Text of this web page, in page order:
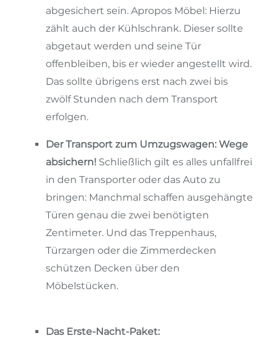
abgesichert sein. Apropos Möbel: Hierzu
zählt auch der Kühlschrank. Dieser sollte
abgetaut werden und seine Tür
offenbleiben, bis er wieder angestellt wird.
Das sollte übrigens erst nach zwei bis
zwölf Stunden nach dem Transport
erfolgen.
Der Transport zum Umzugswagen: Wege
absichern! Schließlich gilt es alles unfallfrei
in den Transporter oder das Auto zu
bringen: Manchmal schaffen ausgehängte
Türen genau die zwei benötigten
Zentimeter. Und das Treppenhaus,
Türzargen oder die Zimmerdecken
schützen Decken über den
Möbelstücken.
Das Erste-Nacht-Paket: